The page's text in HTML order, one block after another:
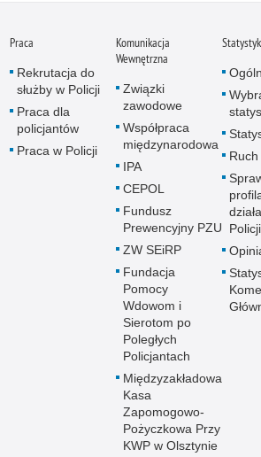
Praca
Rekrutacja do
służby w Policji
Praca dla
policjantów
Praca w Policji
Komunikacja
Wewnętrzna
Związki
zawodowe
Współpraca
międzynarodowa
IPA
CEPOL
Fundusz
Prewencyjny PZU
ZW SEiRP
Fundacja
Pomocy
Wdowom i
Sierotom po
Poległych
Policjantach
Międzyzakładowa
Kasa
Zapomogowo-
Pożyczkowa Przy
KWP w Olsztynie
Policji